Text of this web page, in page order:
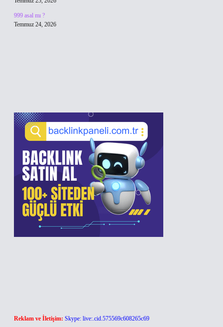
999 asal mı ?
Temmuz 24, 2026
Reklam ve İletişim: Skype: live:.cid.575569c608265c69